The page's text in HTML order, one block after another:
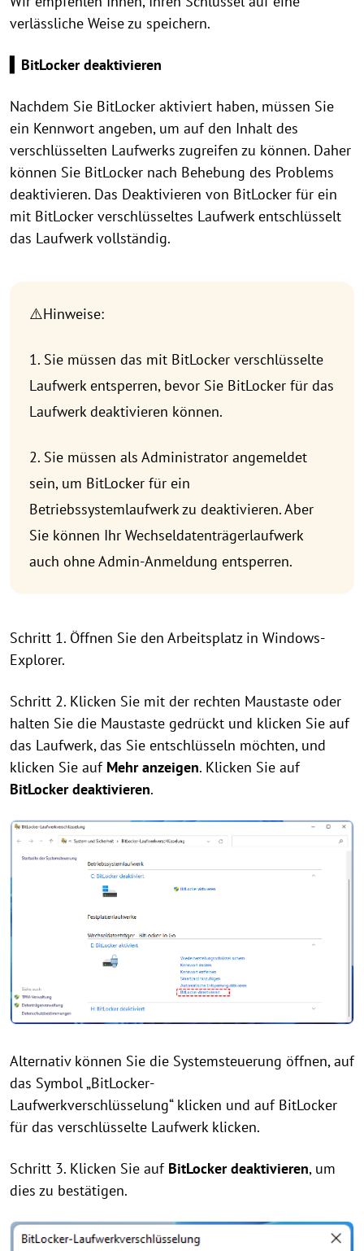
verlässliche Weise zu speichern.
▍BitLocker deaktivieren
Nachdem Sie BitLocker aktiviert haben, müssen Sie
ein Kennwort angeben, um auf den Inhalt des
verschlüsselten Laufwerks zugreifen zu können. Daher
können Sie BitLocker nach Behebung des Problems
deaktivieren. Das Deaktivieren von BitLocker für ein
mit BitLocker verschlüsseltes Laufwerk entschlüsselt
das Laufwerk vollständig.
⚠️Hinweise:
1. Sie müssen das mit BitLocker verschlüsselte
Laufwerk entsperren, bevor Sie BitLocker für das
Laufwerk deaktivieren können.
2. Sie müssen als Administrator angemeldet
sein, um BitLocker für ein
Betriebssystemlaufwerk zu deaktivieren. Aber
Sie können Ihr Wechseldatenträgerlaufwerk
auch ohne Admin-Anmeldung entsperren.
Schritt 1. Öffnen Sie den Arbeitsplatz in Windows-
Explorer.
Schritt 2. Klicken Sie mit der rechten Maustaste oder
halten Sie die Maustaste gedrückt und klicken Sie auf
das Laufwerk, das Sie entschlüsseln möchten, und
klicken Sie auf Mehr anzeigen. Klicken Sie auf
BitLocker deaktivieren.
Alternativ können Sie die Systemsteuerung öffnen, auf
das Symbol „BitLocker-
Laufwerkverschlüsselung“ klicken und auf BitLocker
für das verschlüsselte Laufwerk klicken.
Schritt 3. Klicken Sie auf BitLocker deaktivieren, um
dies zu bestätigen.